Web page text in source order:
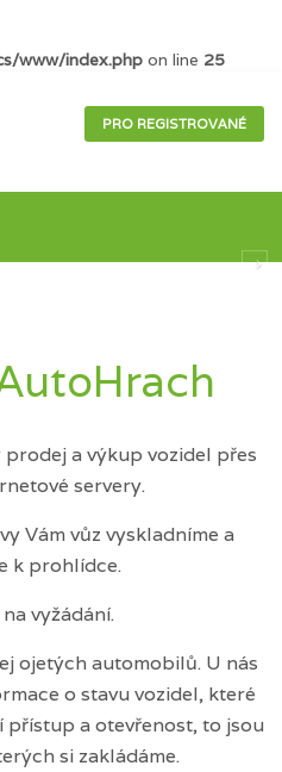
www/index.php on line 25
PRO REGISTROVANÉ
a výkup vozidel přes
servery.
Vám vůz vyskladníme a
k prohlídce.
vyžádání.
ojetých automobilů. U nás
o stavu vozidel, které
přístup a otevřenost, to jsou
si zakládáme.